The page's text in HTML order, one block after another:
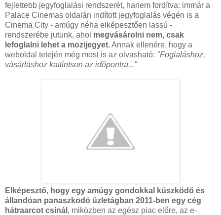
fejlettebb jegyfoglalási rendszerét, hanem fordítva: immár a
Palace Cinemas oldalán indított jegyfoglalás végén is a
Cinema City - amúgy néha elképesztően lassú -
rendszerébe jutunk, ahol megvásárolni nem, csak
lefoglalni lehet a mozijegyet.Annak ellenére, hogy a
weboldal tetején még most is az olvasható: "Foglaláshoz,
vásárláshoz kattintson az időpontra..."
Elképesztő, hogy egy amúgy gondokkal küszködő és
állandóan panaszkodó üzletágban 2011-ben egy cég
hátraarcot csinál , miközben az egész piac előre, az e-